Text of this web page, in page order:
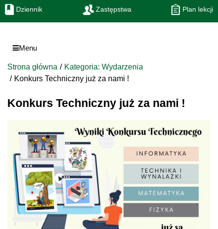
Dziennik Zastępstwa Plan lekcji
Menu
Strona główna
Kategoria: Wydarzenia
Konkurs Techniczny już za nami !
Konkurs Techniczny już za nami !